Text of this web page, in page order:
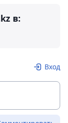
в:
Вход